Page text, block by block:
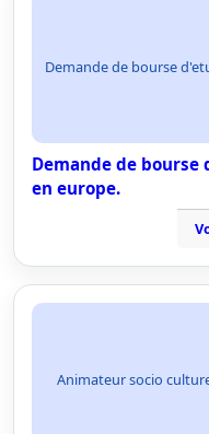
Demande de bourse
Demande de
en europe.
Animateur socio